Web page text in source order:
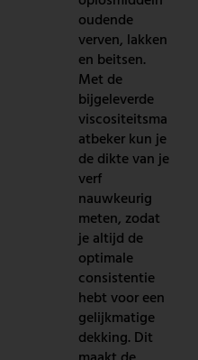
oudende
verven, lakken
en beitsen.
Met de
bijgeleverde
viscositeitsma
atbeker kun je
de dikte van je
verf
nauwkeurig
meten, zodat
je altijd de
optimale
consistentie
hebt voor een
gelijkmatige
dekking. Dit